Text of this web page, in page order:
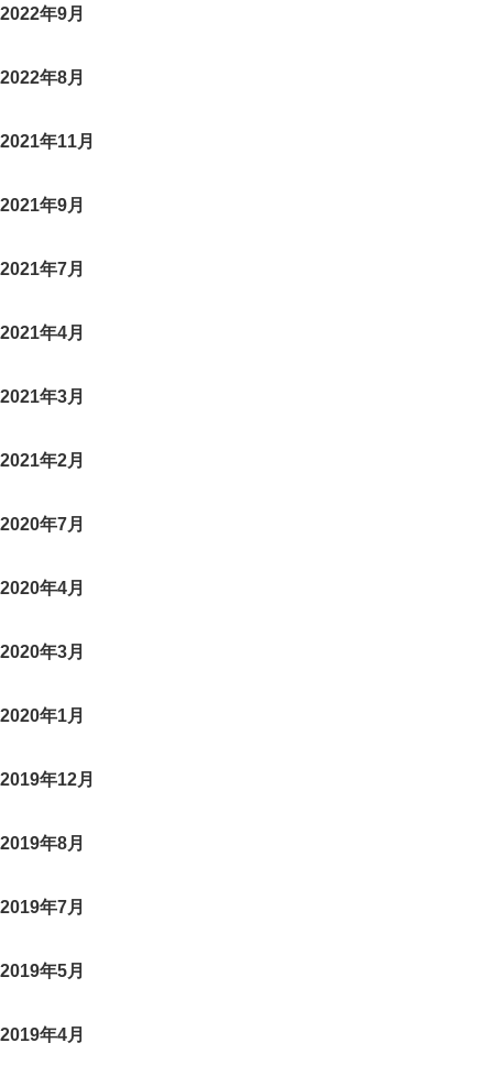
2022年9月
2022年8月
2021年11月
2021年9月
2021年7月
2021年4月
2021年3月
2021年2月
2020年7月
2020年4月
2020年3月
2020年1月
2019年12月
2019年8月
2019年7月
2019年5月
2019年4月